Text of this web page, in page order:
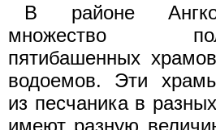
В районе
множество
пятибашенных
водоемов. Эти
из песчаника в
имеют разную